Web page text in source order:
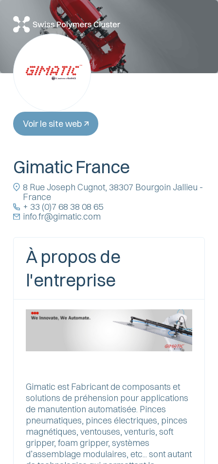
Voir le site web
Gimatic France
8 Rue Joseph Cugnot, 38307 Bourgoin Jallieu -
France
+ 33 (0)7 68 38 08 65
info.fr@gimatic.com
À propos de
l'entreprise
Gimatic est Fabricant de composants et
solutions de préhension pour applications
de manutention automatisée. Pinces
pneumatiques, pinces électriques, pinces
magnétiques, ventouses, venturis, soft
gripper, foam gripper, systèmes
d’assemblage modulaires, etc... sont autant